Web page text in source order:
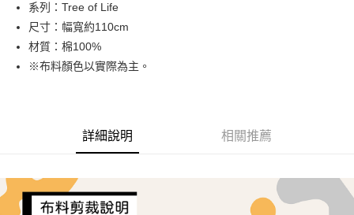
街口支付
Google Pay
AFTEE先享後付
１．簡單：不需註冊會員、不需綁卡、不需儲值。
３．安心：先確認商品／服務後，再付款。
【「AFTEE先享後付」結帳流程】
全家取貨付款
每筆NT$65，滿NT$1,500(含以上)免運費
系列：Tree of Life
尺寸：幅寬約110cm
材質：棉100%
※布料顏色以實際為主。
詳細說明 相關推薦